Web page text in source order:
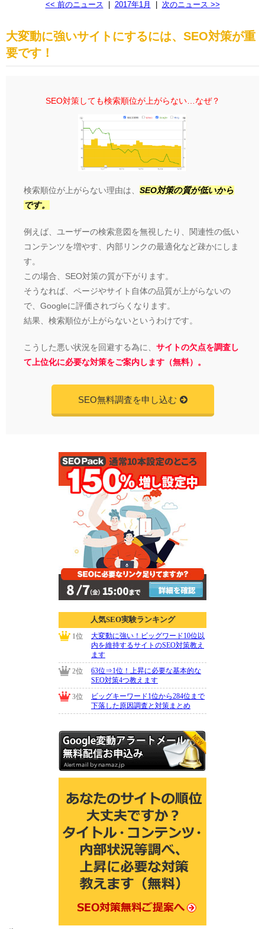
<< 前のニュース 2017年1月 次のニュース >>
大変動に強いサイトにするには、SEO対策が重
要です！
SEO対策しても検索順位が上がらない…なぜ？
検索順位が上がらない理由は、 SEO対策の質が低いから
です。
例えば、ユーザーの検索意図を無視したり、関連性の低い
コンテンツを増やす、内部リンクの最適化など疎かにしま
す。
この場合、SEO対策の質が下がります。
そうなれば、ページやサイト自体の品質が上がらないの
で、Googleに評価されづらくなります。
結果、検索順位が上がらないというわけです。
こうした悪い状況を回避する為に、 サイトの欠点を調査し
て上位化に必要な対策をご案内します（無料）。
SEO無料調査を申し込む